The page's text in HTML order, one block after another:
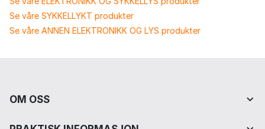
Se våre SYKKELLYKT produkter
Se våre ANNEN ELEKTRONIKK OG LYS produkter
OM OSS